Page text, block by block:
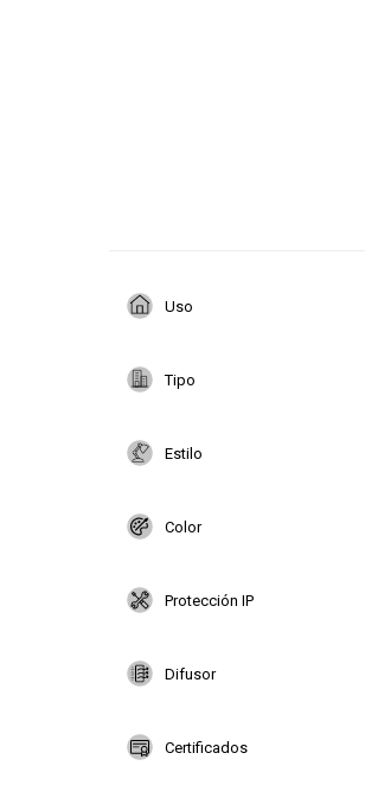
Uso
Tipo
Estilo
Color
Protección IP
Difusor
Certificados